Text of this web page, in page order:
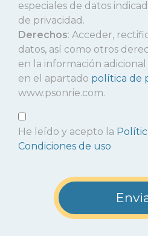
especiales de datos
de privacidad.
Derechos: Acceder,
datos, así como otros
en la información
en el apartado política de
www.psonrie.com.
He leído y acepto la
Condiciones de uso